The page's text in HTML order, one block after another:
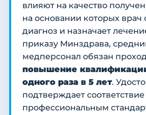
влияют на качество
на основании которых врач
диагноз и назначает
приказу Минздрава,
медперсонал обязан
повышение
одного раза в 5 лет.
подтверждает соответствие
профессиональным